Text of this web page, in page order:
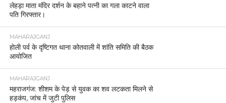
लेहड़ा माता मंदिर दर्शन के बहाने पत्नी का गला काटने वाला
पति गिरफ्तार।
MAHARAJGANJ
होली पर्व के दृष्टिगत थाना कोतवाली में शांति समिति की बैठक
आयोजित
MAHARAJGANJ
महराजगंज: शीशम के पेड़ से युवक का शव लटकता मिलने से
हड़कंप, जांच में जुटी पुलिस